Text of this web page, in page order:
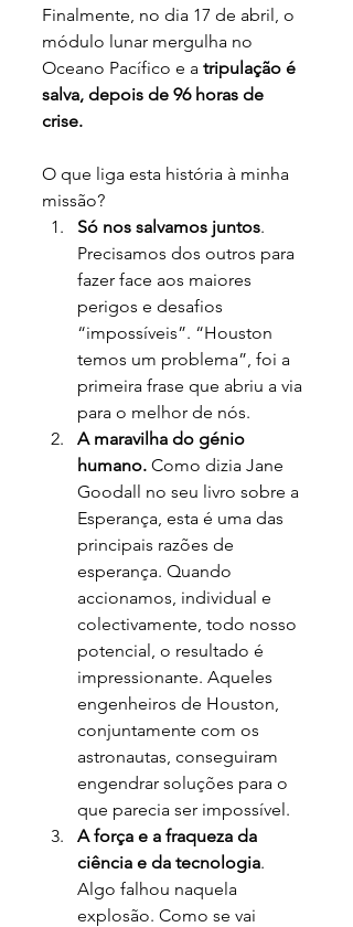
Finalmente, no dia 17 de abril, o
módulo lunar mergulha no
Oceano Pacífico e a tripulação é
salva, depois de 96 horas de
crise.
O que liga esta história à minha
missão?
Só nos salvamos juntos.
Precisamos dos outros para
fazer face aos maiores
perigos e desafios
“impossíveis”. “Houston
temos um problema”, foi a
primeira frase que abriu a via
para o melhor de nós.
A maravilha do génio
humano. Como dizia Jane
Goodall no seu livro sobre a
Esperança, esta é uma das
principais razões de
esperança. Quando
accionamos, individual e
colectivamente, todo nosso
potencial, o resultado é
impressionante. Aqueles
engenheiros de Houston,
conjuntamente com os
astronautas, conseguiram
engendrar soluções para o
que parecia ser impossível.
A força e a fraqueza da
ciência e da tecnologia.
Algo falhou naquela
explosão. Como se vai